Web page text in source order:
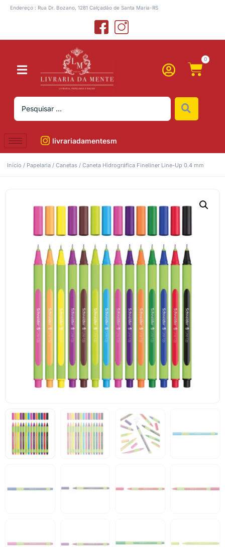
Endereço : Rua Dr. Bozano, 1281 Calçadão de Santa Maria-RS
0
livrariadamentesm
Início / Papelaria / Canetas / Caneta Hidrográfica Fineliner Line-Up 0.4 mm